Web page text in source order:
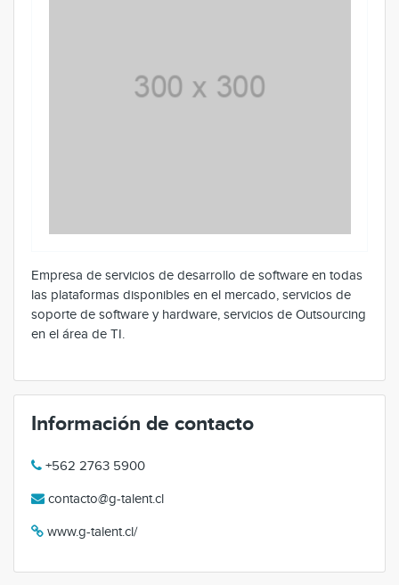
Empresa de servicios de desarrollo de software en todas
las plataformas disponibles en el mercado, servicios de
soporte de software y hardware, servicios de Outsourcing
en el área de TI.
Información de contacto
+562 2763 5900
contacto@g-talent.cl
www.g-talent.cl/